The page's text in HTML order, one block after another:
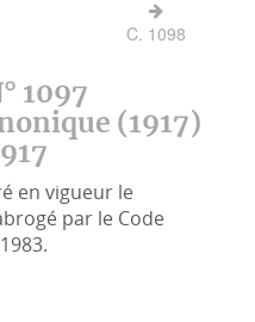
C. 1098
1097
(1917)
en vigueur le
par le Code